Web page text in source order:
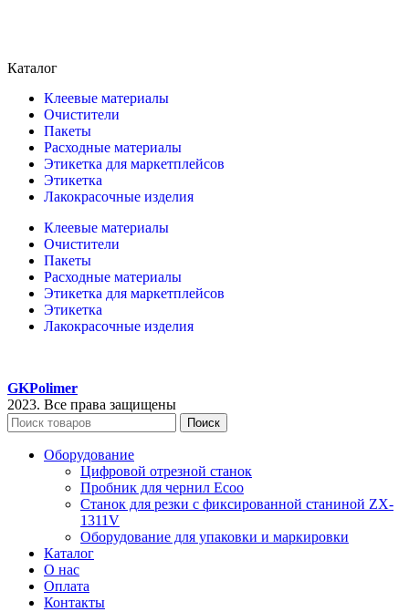
Каталог
Клеевые материалы
Очистители
Пакеты
Расходные материалы
Этикетка для маркетплейсов
Этикетка
Лакокрасочные изделия
Клеевые материалы
Очистители
Пакеты
Расходные материалы
Этикетка для маркетплейсов
Этикетка
Лакокрасочные изделия
GKPolimer
2023. Все права защищены
Поиск
Оборудование
Цифровой отрезной станок
Пробник для чернил Ecoo
Станок для резки с фиксированной станиной ZX-
1311V
Оборудование для упаковки и маркировки
Каталог
О нас
Оплата
Контакты